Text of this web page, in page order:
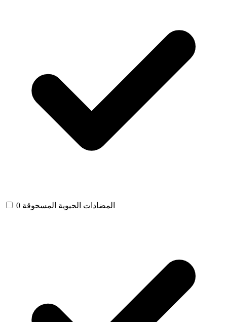
المضادات الحيوية المسحوقة 0